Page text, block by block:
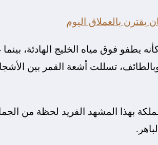
يقترن بالعملاق اليوم
يطفو فوق مياه الخليج الهادئة،
تسللت أشعة القمر بين الأشجار
بهذا المشهد الفريد لحظة من